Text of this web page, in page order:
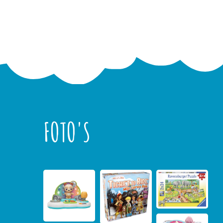
FOTO'S